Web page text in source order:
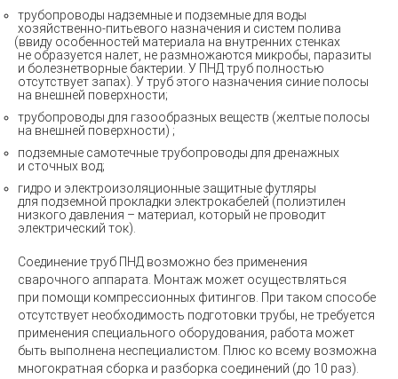
трубопроводы надземные и подземные для воды
хозяйственно-питьевого назначения и систем полива
(ввиду особенностей материала на внутренних стенках
не образуется налет, не размножаются микробы, паразиты
и болезнетворные бактерии. У ПНД труб полностью
отсутствует запах). У труб этого назначения синие полосы
на внешней поверхности;
трубопроводы для газообразных веществ (желтые полосы
на внешней поверхности) ;
подземные самотечные трубопроводы для дренажных
и сточных вод;
гидро и электроизоляционные защитные футляры
для подземной прокладки электрокабелей (полиэтилен
низкого давления – материал, который не проводит
электрический ток).
Соединение труб ПНД возможно без применения
сварочного аппарата. Монтаж может осуществляться
при помощи компрессионных фитингов. При таком способе
отсутствует необходимость подготовки трубы, не требуется
применения специального оборудования, работа может
быть выполнена неспециалистом. Плюс ко всему возможна
многократная сборка и разборка соединений (до 10 раз).